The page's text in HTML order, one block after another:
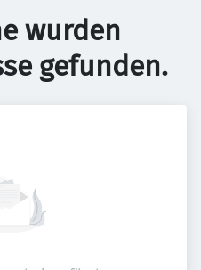
wurden
gefunden.